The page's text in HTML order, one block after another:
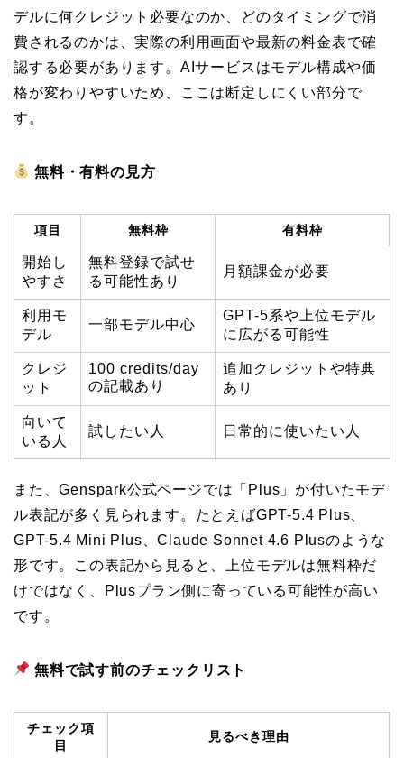
デルに何クレジット必要なのか、どのタイミングで消
費されるのかは、実際の利用画面や最新の料金表で確
認する必要があります。AIサービスはモデル構成や価
格が変わりやすいため、ここは断定しにくい部分で
す。
無料・有料の見方
項目 無料枠 有料枠
開始し
やすさ
無料登録で試せ
る可能性あり
月額課金が必要
利用モ
デル
一部モデル中心
GPT-5系や上位モデル
に広がる可能性
クレジ
ット
100 credits/day
の記載あり
追加クレジットや特典
あり
向いて
いる人
試したい人 日常的に使いたい人
また、Genspark公式ページでは「Plus」が付いたモデ
ル表記が多く見られます。たとえばGPT-5.4 Plus、
GPT-5.4 Mini Plus、Claude Sonnet 4.6 Plusのような
形です。この表記から見ると、上位モデルは無料枠だ
けではなく、Plusプラン側に寄っている可能性が高い
です。
無料で試す前のチェックリスト
チェック項
目
見るべき理由